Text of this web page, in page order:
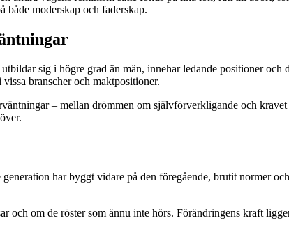
både moderskap och faderskap.
sig i högre grad än män, innehar ledande positioner
branscher och maktpositioner.
– mellan drömmen om självförverkligande och
har byggt vidare på den föregående, brutit normer
och om de röster som ännu inte hörs. Förändringens kraft